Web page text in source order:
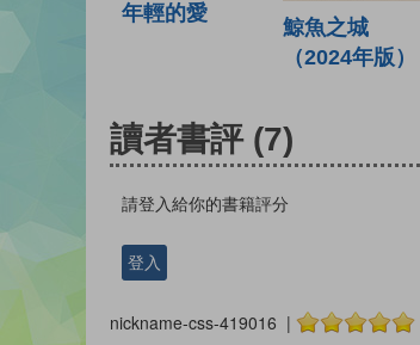
年輕的愛
鯨魚之城
（2024年版）
讀者書評 (7)
請登入給你的書籍評分
登入
nickname-css-419016 |